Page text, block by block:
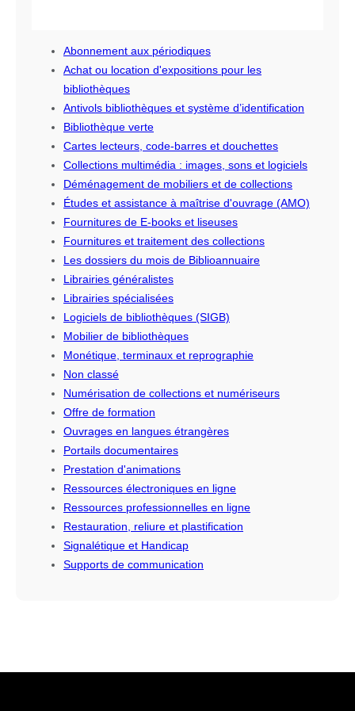
Abonnement aux périodiques
Achat ou location d'expositions pour les
bibliothèques
Antivols bibliothèques et système d’identification
Bibliothèque verte
Cartes lecteurs, code-barres et douchettes
Collections multimédia : images, sons et logiciels
Déménagement de mobiliers et de collections
Études et assistance à maîtrise d'ouvrage (AMO)
Fournitures de E-books et liseuses
Fournitures et traitement des collections
Les dossiers du mois de Biblioannuaire
Librairies généralistes
Librairies spécialisées
Logiciels de bibliothèques (SIGB)
Mobilier de bibliothèques
Monétique, terminaux et reprographie
Non classé
Numérisation de collections et numériseurs
Offre de formation
Ouvrages en langues étrangères
Portails documentaires
Prestation d'animations
Ressources électroniques en ligne
Ressources professionnelles en ligne
Restauration, reliure et plastification
Signalétique et Handicap
Supports de communication